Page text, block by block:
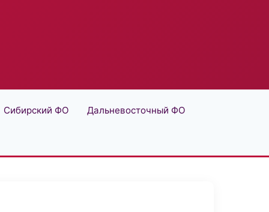
Сибирский ФО Дальневосточный ФО